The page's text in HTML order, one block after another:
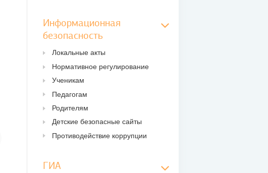
Информационная
безопасность
Локальные акты
Нормативное регулирование
Ученикам
Педагогам
Родителям
Детские безопасные сайты
Противодействие коррупции
ГИА